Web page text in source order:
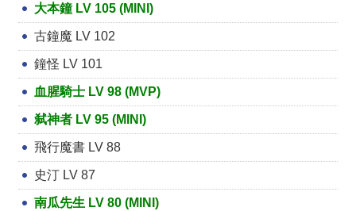
大本鐘 LV 105 (MINI)
古鐘魔 LV 102
鐘怪 LV 101
血腥騎士 LV 98 (MVP)
弑神者 LV 95 (MINI)
飛行魔書 LV 88
史汀 LV 87
南瓜先生 LV 80 (MINI)